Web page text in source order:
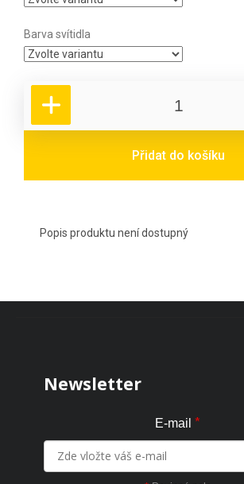
Barva svítidla
Přidat do košíku
Popis produktu není dostupný
Newsletter
E-mail *